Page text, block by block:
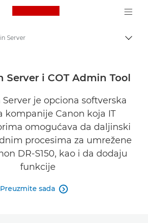
Canon Logo, back to
Server
Server i COT Admin Tool
Server je opciona softverska
kompanije Canon koja IT
omogućava da daljinski
procesima za umrežene
DR-S150, kao i da dodaju
funkcije
Preuzmite sada 